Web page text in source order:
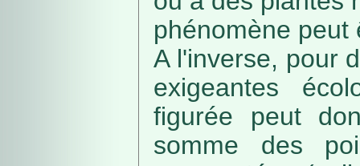
phénomène peut
A l'inverse, pour
exigeantes
figurée peut
somme des